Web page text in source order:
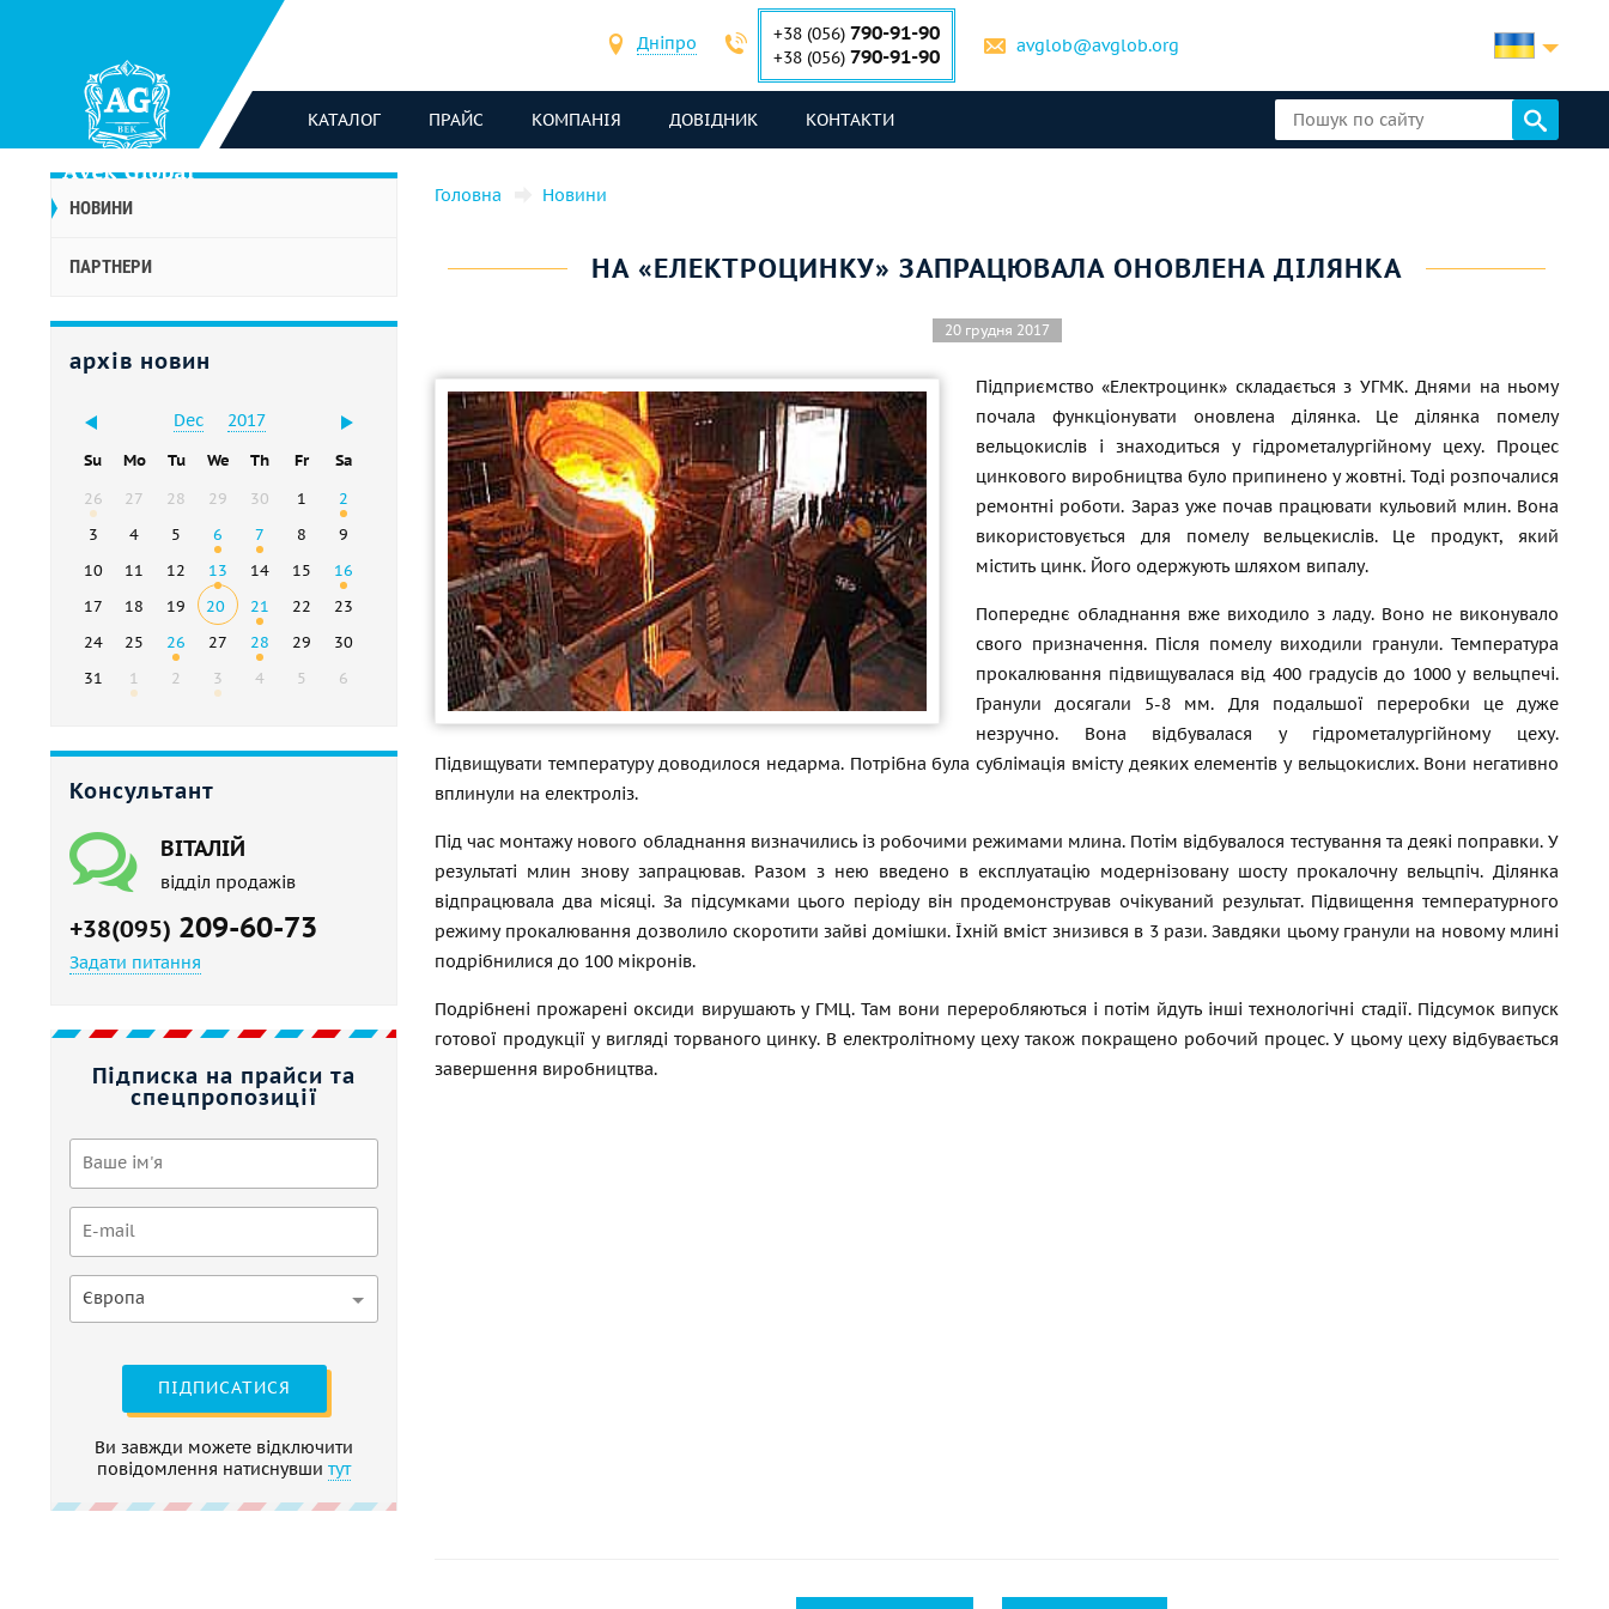
Дніпро +38 (056) 790-91-90
+38 (056) 790-91-90 avglob@avglob.org
КАТАЛОГ ПРАЙС КОМПАНІЯ ДОВІДНИК КОНТАКТИ
НОВИНИ
ПАРТНЕРИ
архів новин
Dec 2017
Su Mo Tu We Th Fr
Sa
26
27 28 29 30 1
2
3
4 5 6 7 8
9
10
11 12 13 14 15
16
17
18 19 20 21 22
23
24
25 26 27 28 29
30
31
1 2 3 4 5 6
Консультант
ВІТАЛІЙ
відділ продажів
+38(095) 209-60-73
Задати питання
Підписка на прайси та
спецпропозиції
Європа
ПІДПИСАТИСЯ
Ви завжди можете відключити
повідомлення натиснувши тут
Головна Новини
НА «ЕЛЕКТРОЦИНКУ» ЗАПРАЦЮВАЛА ОНОВЛЕНА ДІЛЯНКА
20 грудня 2017
Підприємство «Електроцинк» складається з УГМК. Днями на ньому
почала функціонувати оновлена ділянка. Це ділянка помелу
вельцокислів і знаходиться у гідрометалургійному цеху. Процес
цинкового виробництва було припинено у жовтні. Тоді розпочалися
ремонтні роботи. Зараз уже почав працювати кульовий млин. Вона
використовується для помелу вельцекислів. Це продукт, який
містить цинк. Його одержують шляхом випалу.
Попереднє обладнання вже виходило з ладу. Воно не виконувало
свого призначення. Після помелу виходили гранули. Температура
прокалювання підвищувалася від 400 градусів до 1000 у вельцпечі.
Гранули досягали 5-8 мм. Для подальшої переробки це дуже
незручно. Вона відбувалася у гідрометалургійному цеху.
Підвищувати температуру доводилося недарма. Потрібна була сублімація вмісту деяких елементів у вельцокислих. Вони негативно
вплинули на електроліз.
Під час монтажу нового обладнання визначились із робочими режимами млина. Потім відбувалося тестування та деякі поправки. У
результаті млин знову запрацював. Разом з нею введено в експлуатацію модернізовану шосту прокалочну вельцпіч. Ділянка
відпрацювала два місяці. За підсумками цього періоду він продемонстрував очікуваний результат. Підвищення температурного
режиму прокалювання дозволило скоротити зайві домішки. Їхній вміст знизився в 3 рази. Завдяки цьому гранули на новому млині
подрібнилися до 100 мікронів.
Подрібнені прожарені оксиди вирушають у ГМЦ. Там вони переробляються і потім йдуть інші технологічні стадії. Підсумок випуск
готової продукції у вигляді торваного цинку. В електролітному цеху також покращено робочий процес. У цьому цеху відбувається
завершення виробництва.